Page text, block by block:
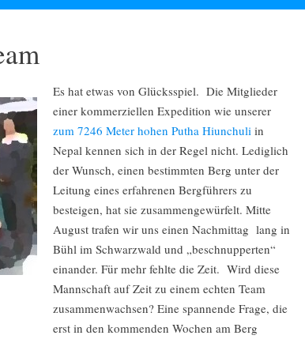
Es hat etwas von Glücksspiel. Die Mitglieder
einer kommerziellen Expedition wie unserer
zum 7246 Meter hohen Putha Hiunchuli in
Nepal kennen sich in der Regel nicht. Lediglich
der Wunsch, einen bestimmten Berg unter der
Leitung eines erfahrenen Bergführers zu
besteigen, hat sie zusammengewürfelt. Mitte
August trafen wir uns einen Nachmittag lang in
Bühl im Schwarzwald und „beschnupperten“
einander. Für mehr fehlte die Zeit. Wird diese
Mannschaft auf Zeit zu einem echten Team
zusammenwachsen? Eine spannende Frage, die
erst in den kommenden Wochen am Berg